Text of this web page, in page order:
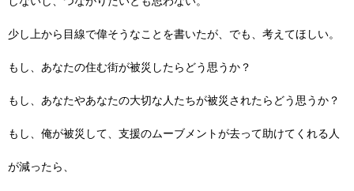
少し上から目線で偉そうなことを書いたが、でも、考えてほしい。
もし、あなたの住む街が被災したらどう思うか？
もし、あなたやあなたの大切な人たちが被災されたらどう思うか？
もし、俺が被災して、支援のムーブメントが去って助けてくれる人
が減ったら、